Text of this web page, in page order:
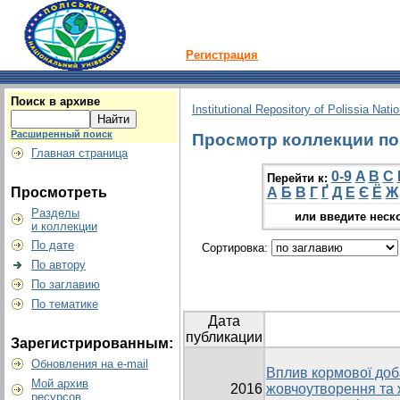
Регистрация
Поиск в архиве
Расширенный поиск
Главная страница
Просмотреть
Разделы
и коллекции
По дате
По автору
По заглавию
По тематике
Зарегистрированным:
Обновления на e-mail
Мой архив
ресурсов
Institutional Repository of Polissia
Просмотр коллекции по
Перейти к: 0-9 A B C
А Б В Г Ґ Д Е Є Ё Ж
или введите
Сортировка:
Дата
публикации
2016
Вплив кормової
жовчоутворення та